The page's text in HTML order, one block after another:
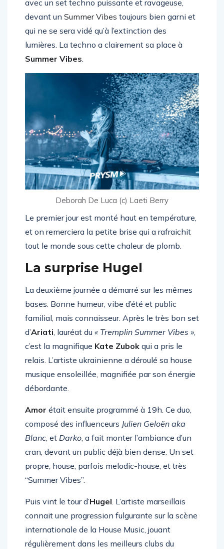
avec un set techno puissante et ravageuse,
devant un Summer Vibes toujours bien garni et
qui ne se sera vidé qu’à l’extinction des
lumières. La techno a clairement sa place à
Summer Vibes
Deborah De Luca (c) Laeti Berry
Le premier jour est monté haut en température,
et on remerciera la petite brise qui a rafraichit
tout le monde sous cette chaleur de plomb.
La surprise Hugel
La deuxième journée a démarré sur les mêmes
bases. Bonne humeur, vibe d’été et public
familial, mais connaisseur. Après le très bon set
d’Ariati , lauréat du « Tremplin Summer Vibes »
c’est la magnifique Kate Zubok qui a pris le
relais. L’artiste ukrainienne a déroulé sa house
musique ensoleillée, magnifiée par son énergie
débordante.
Amor était ensuite programmé à 19h. Ce duo,
composé des influenceurs Julien Geloën aka
Blanc , et Darko , a fait monter l’ambiance d’un
cran, devant un public déjà bien dense. Un set
propre, house, parfois melodic-house, et très
“Summer Vibes”.
Puis vint le tour d’Hugel . L’artiste marseillais
connait une progression fulgurante sur la scène
internationale de la House Music, jouant
régulièrement dans les meilleurs clubs du